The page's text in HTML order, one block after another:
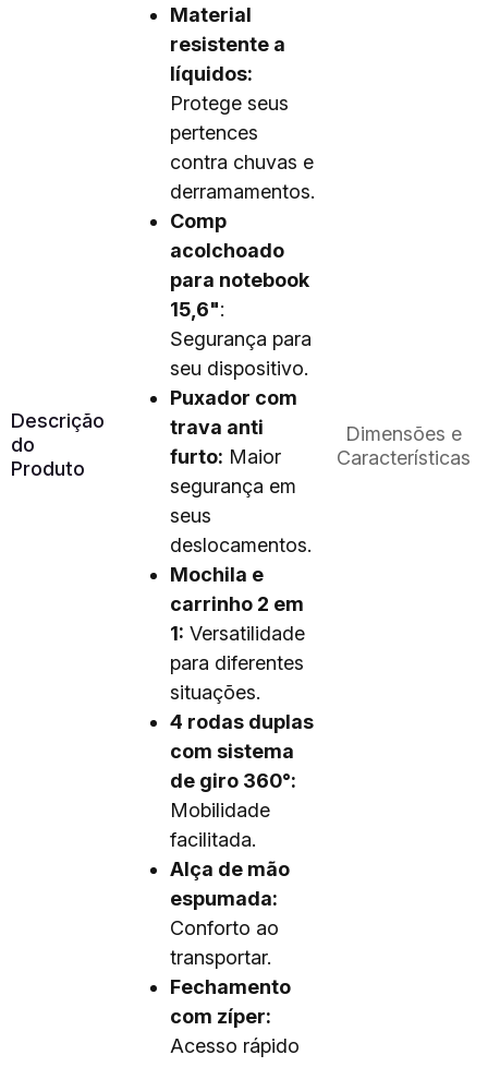
Descrição
do
Produto
Material
resistente a
líquidos:
Protege seus
pertences
contra chuvas e
derramamentos.
Comp
acolchoado
para notebook
15,6":
Segurança para
seu dispositivo.
Puxador com
trava anti
furto: Maior
segurança em
seus
deslocamentos.
Mochila e
carrinho 2 em
1: Versatilidade
para diferentes
situações.
4 rodas duplas
com sistema
de giro 360°:
Mobilidade
facilitada.
Alça de mão
espumada:
Conforto ao
transportar.
Fechamento
com zíper:
Acesso rápido
Dimensões e
Características